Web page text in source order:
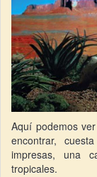
Aquí podemos
encontrar,
impresas, una
tropicales.